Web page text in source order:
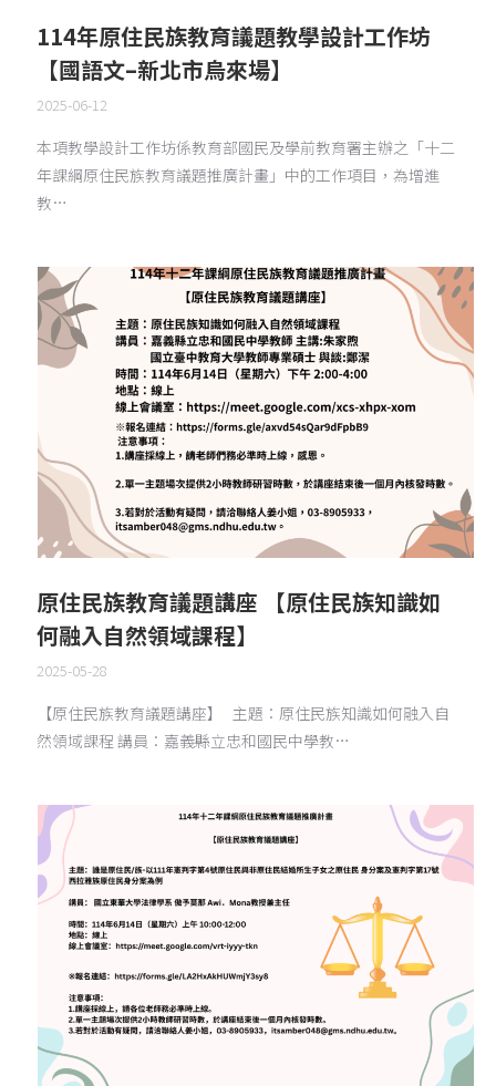
114年原住民族教育議題教學設計工作坊
【國語文–新北市烏來場】
2025-06-12
本項教學設計工作坊係教育部國民及學前教育署主辦之「十二
年課綱原住民族教育議題推廣計畫」中的工作項目，為增進
教…
原住民族教育議題講座 【原住民族知識如
何融入自然領域課程】
2025-05-28
【原住民族教育議題講座】 主題：原住民族知識如何融入自
然領域課程 講員：嘉義縣立忠和國民中學教…